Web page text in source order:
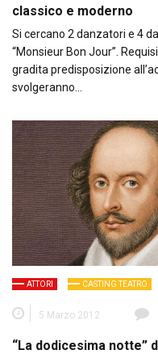
classico e moderno
Si cercano 2 danzatori e 4
“Monsieur Bon Jour”.
gradita predisposizione
svolgeranno…
ATTORI CASTING TEATRO
5 Marzo 2012
“La dodicesima notte”